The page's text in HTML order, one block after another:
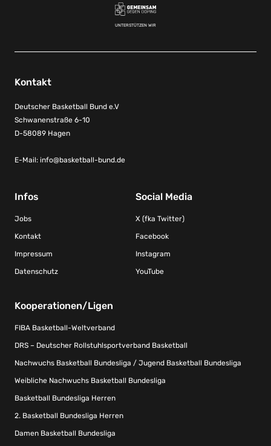
UNTERSTÜTZEN WIR
Kontakt
Deutscher Basketball Bund e.V
Schwanenstraße 6-10
D-58089 Hagen
E-Mail: info@basketball-bund.de
Infos
Jobs
Kontakt
Impressum
Datenschutz
Social Media
X (fka Twitter)
Facebook
Instagram
YouTube
Kooperationen/Ligen
FIBA Basketball-Weltverband
DRS – Deutscher Rollstuhlsportverband Basketball
Nachwuchs Basketball Bundesliga / Jugend Basketball Bundesliga
Weibliche Nachwuchs Basketball Bundesliga
Basketball Bundesliga Herren
2. Basketball Bundesliga Herren
Damen Basketball Bundesliga